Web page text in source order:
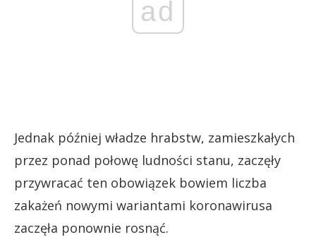
ad
Jednak później władze hrabstw, zamieszkałych
przez ponad połowę ludności stanu, zaczęły
przywracać ten obowiązek bowiem liczba
zakażeń nowymi wariantami koronawirusa
zaczęła ponownie rosnąć.